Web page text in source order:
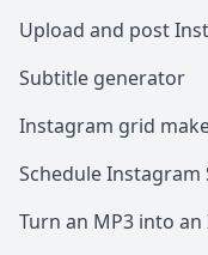
Upload and post
Subtitle generator
Instagram grid
Schedule Instagram
Turn an MP3 into